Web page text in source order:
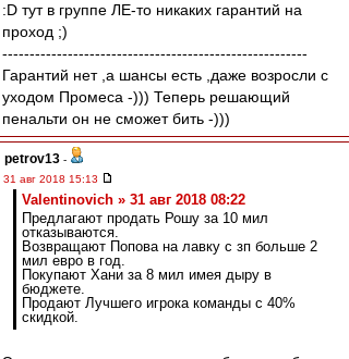
:D тут в группе ЛЕ-то никаких гарантий на
проход ;)
--------------------------------------------------------
Гарантий нет ,а шансы есть ,даже возросли с
уходом Промеса -))) Теперь решающий
пенальти он не сможет бить -)))
petrov13 -
31 авг 2018 15:13
Valentinovich » 31 авг 2018 08:22
Предлагают продать Рошу за 10 мил
отказываются.
Возвращают Попова на лавку с зп больше 2
мил евро в год.
Покупают Хани за 8 мил имея дыру в
бюджете.
Продают Лучшего игрока команды с 40%
скидкой.